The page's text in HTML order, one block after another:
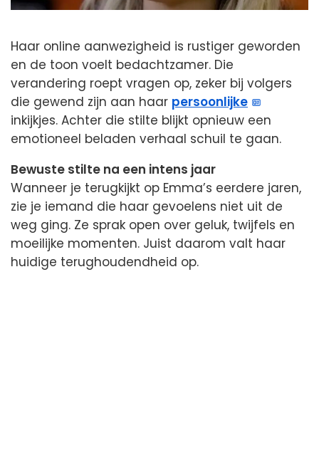
Haar online aanwezigheid is rustiger geworden
en de toon voelt bedachtzamer. Die
verandering roept vragen op, zeker bij volgers
die gewend zijn aan haar persoonlijke
inkijkjes. Achter die stilte blijkt opnieuw een
emotioneel beladen verhaal schuil te gaan.
Bewuste stilte na een intens jaar
Wanneer je terugkijkt op Emma’s eerdere jaren,
zie je iemand die haar gevoelens niet uit de
weg ging. Ze sprak open over geluk, twijfels en
moeilijke momenten. Juist daarom valt haar
huidige terughoudendheid op.